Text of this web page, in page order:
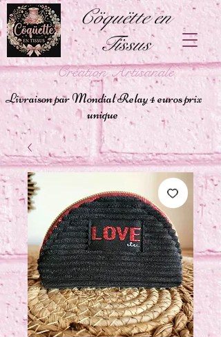
Cöquëtte en
Tïssus
Création Artisanale
Livraison par Mondial Relay 4 euros prix
unique